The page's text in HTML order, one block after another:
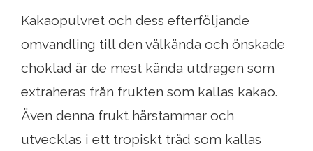
Kakaopulvret och dess efterföljande
omvandling till den välkända och önskade
choklad är de mest kända utdragen som
extraheras från frukten som kallas kakao.
Även denna frukt härstammar och
utvecklas i ett tropiskt träd som kallas